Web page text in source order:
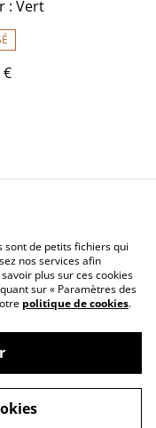
: Vert
€
Terms
Policy
by
sont de petits fichiers qui
nos services afin
plus sur ces cookies
sur « Paramètres des
politique de cookies.